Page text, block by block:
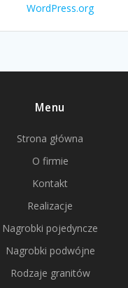
WordPress.org
Menu
Strona główna
O firmie
Kontakt
Realizacje
Nagrobki pojedyncze
Nagrobki podwójne
Rodzaje granitów